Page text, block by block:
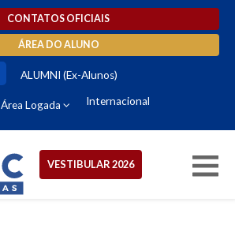
CONTATOS OFICIAIS
ÁREA DO ALUNO
ALUMNI (Ex-Alunos)
Área Logada Internacional
VESTIBULAR 2026